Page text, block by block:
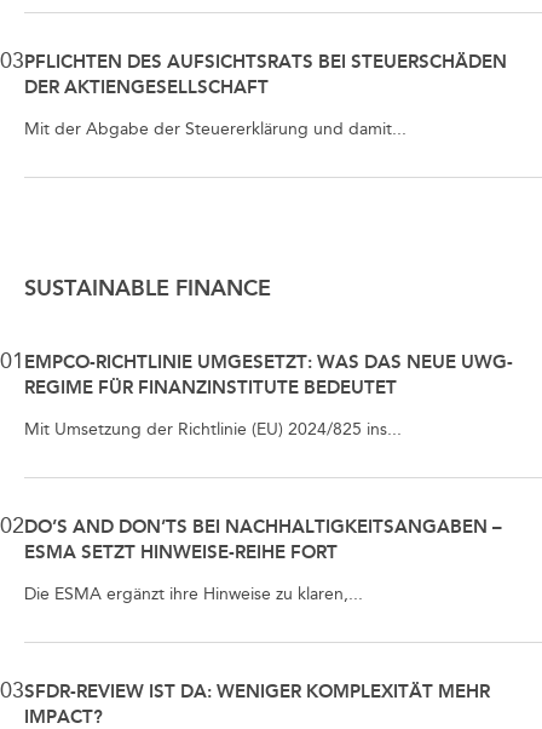
03PFLICHTEN DES AUFSICHTSRATS BEI STEUERSCHÄDEN
DER AKTIENGESELLSCHAFT
Mit der Abgabe der Steuererklärung und damit...
SUSTAINABLE FINANCE
01 EMPCO-RICHTLINIE UMGESETZT: WAS DAS NEUE UWG-
REGIME FÜR FINANZINSTITUTE BEDEUTET
Mit Umsetzung der Richtlinie (EU) 2024/825 ins...
02DO’S AND DON’TS BEI NACHHALTIGKEITSANGABEN –
ESMA SETZT HINWEISE-REIHE FORT
Die ESMA ergänzt ihre Hinweise zu klaren,...
03SFDR-REVIEW IST DA: WENIGER KOMPLEXITÄT MEHR
IMPACT?